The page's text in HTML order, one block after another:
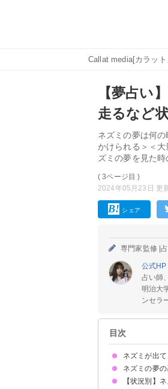
Callat media[カラット
【夢占い
走るなど
ネズミの夢は何
かけられる＞＜
ズミの夢を見た
( 3ページ目 )
2024年05月23日 更
シェア
専門家監修 |
公式HP
占い師
明治大
ンセラ
目次
ネズミが出
ネズミの夢
トラブルの
状況によっ
【状況別】